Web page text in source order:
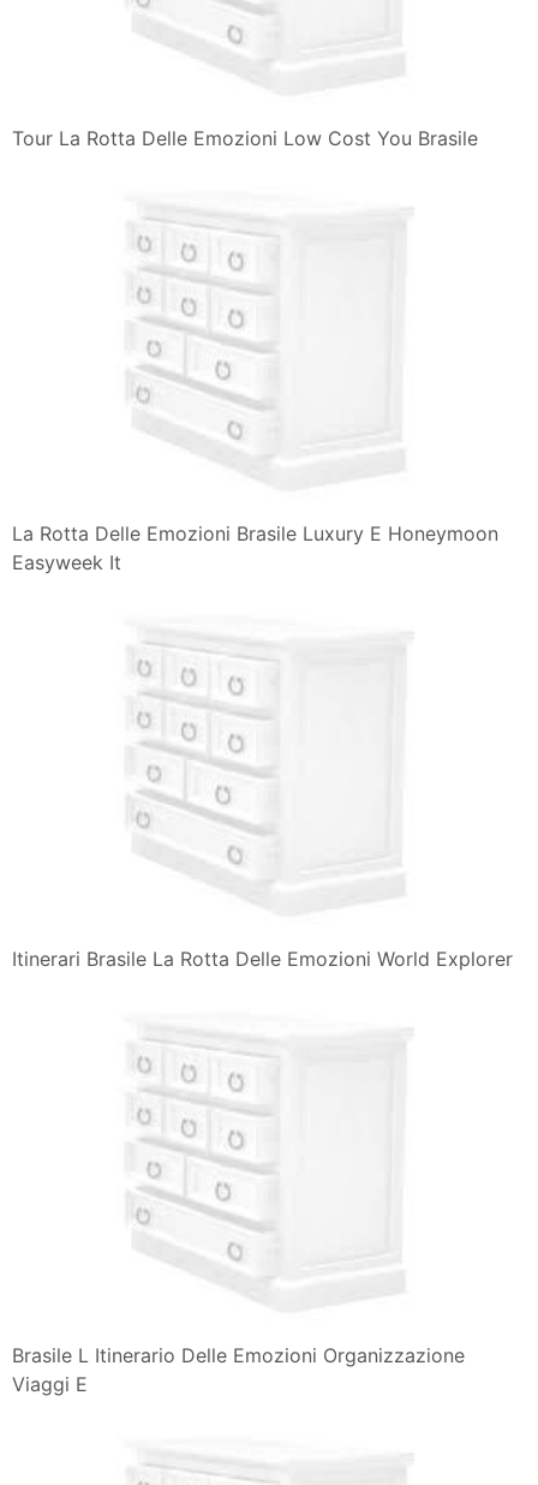
Tour La Rotta Delle Emozioni Low Cost You Brasile
La Rotta Delle Emozioni Brasile Luxury E Honeymoon
Easyweek It
Itinerari Brasile La Rotta Delle Emozioni World Explorer
Brasile L Itinerario Delle Emozioni Organizzazione
Viaggi E